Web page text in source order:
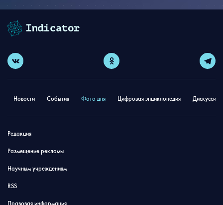
Новости События Фото дня Цифровая энциклопедия
Редакция
Размещение рекламы
Научным учреждениям
RSS
Правовая информация